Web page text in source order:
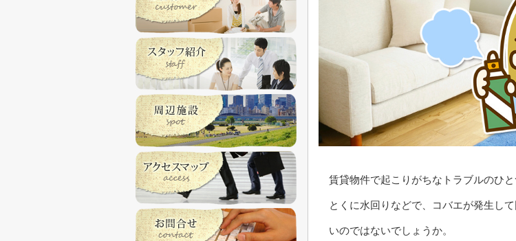
賃貸物件で起こりがちなトラブルのひと
とくに水回りなどで、コバエが発生し
いのではないでしょうか。